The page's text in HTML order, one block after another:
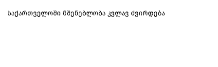
საქართველოში მშენებლობა კვლავ ძვირდება